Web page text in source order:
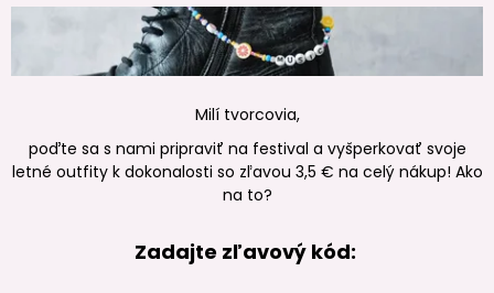
Milí tvorcovia,
poďte sa s nami pripraviť na festival a vyšperkovať svoje
letné outfity k dokonalosti so zľavou 3,5 € na celý nákup! Ako
na to?
Zadajte zľavový kód: